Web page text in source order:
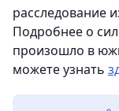
расследование
Подробнее о
произошло в
можете узнать